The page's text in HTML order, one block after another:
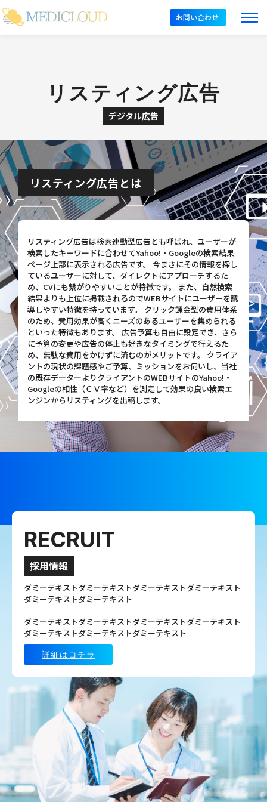
お問い合わせ
Digital AD – [Cloned #48]
リスティング広告
デジタル広告
リスティング広告とは
リスティング広告は検索連動型広告とも呼ばれ、ユーザーが
検索したキーワードに合わせてYahoo!・Googleの検索結果
ページ上部に表示される広告です。 今まさにその情報を探し
ているユーザーに対して、ダイレクトにアプローチするた
め、CVにも繋がりやすいことが特徴です。 また、自然検索
結果よりも上位に掲載されるのでWEBサイトにユーザーを誘
導しやすい特徴を持っています。 クリック課金型の費用体系
のため、費用効果が高くニーズのあるユーザーを集められる
といった特徴もあります。 広告予算も自由に設定でき、さら
に予算の変更や広告の停止も好きなタイミングで行えるた
め、無駄な費用をかけずに済むのがメリットです。 クライア
ントの現状の課題感やご予算、ミッションをお伺いし、当社
の既存データーよりクライアントのWEBサイトのYahoo!・
Googleの相性（ＣＶ率など）を測定して効果の良い検索エ
ンジンからリスティングを出稿します。
RECRUIT
採用情報
ダミーテキストダミーテキストダミーテキストダミーテキスト
ダミーテキストダミーテキスト
ダミーテキストダミーテキストダミーテキストダミーテキスト
ダミーテキストダミーテキストダミーテキスト
詳細はコチラ